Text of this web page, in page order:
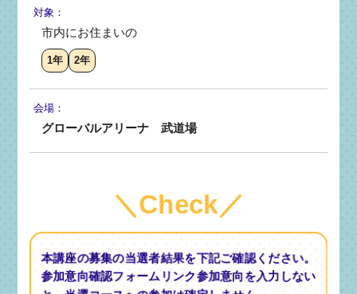
対象：
市内にお住まいの
1年 2年
会場：
グローバルアリーナ 武道場
＼Check／
本講座の募集の当選者結果を下記ご確認ください。
参加意向確認フォームリンク参加意向を入力しない